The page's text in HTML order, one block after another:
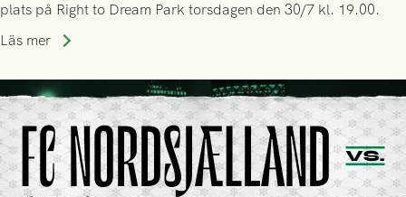
plats på Right to Dream Park torsdagen den 30/7 kl. 19.00.
Läs mer